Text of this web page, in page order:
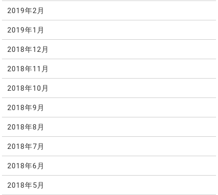
2019年2月
2019年1月
2018年12月
2018年11月
2018年10月
2018年9月
2018年8月
2018年7月
2018年6月
2018年5月